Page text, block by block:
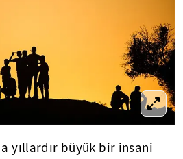
yıllardır büyük bir insani